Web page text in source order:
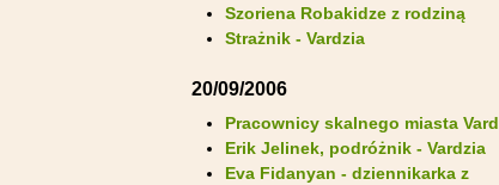
Szoriena Robakidze z rodziną
Strażnik - Vardzia
20/09/2006
Pracownicy skalnego miasta
Erik Jelinek, podróżnik - Vardzia
Eva Fidanyan - dziennikarka z